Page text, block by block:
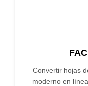
Convertir hojas
moderno en